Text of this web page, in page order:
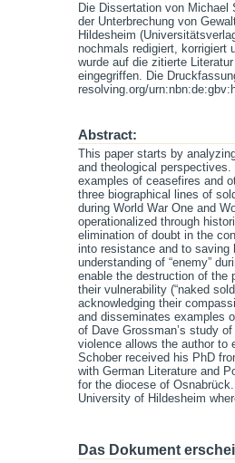
Die Dissertation von
der Unterbrechung von
Hildesheim
nochmals redigiert, korrigiert
wurde auf die zitierte
eingegriffen. Die
resolving.org/
Abstract:
This paper starts by
and theological
examples of ceasefires and
three biographical lines of
during World War One and
operationalized through
elimination of doubt in the
into resistance and to saving
understanding of “enemy”
enable the destruction of the
their vulnerability (“naked
acknowledging their
and disseminates examples
of Dave Grossman’s study
violence allows the author to
Schober received his PhD
with German Literature and
for the diocese of
University of Hildesheim
Das Dokument